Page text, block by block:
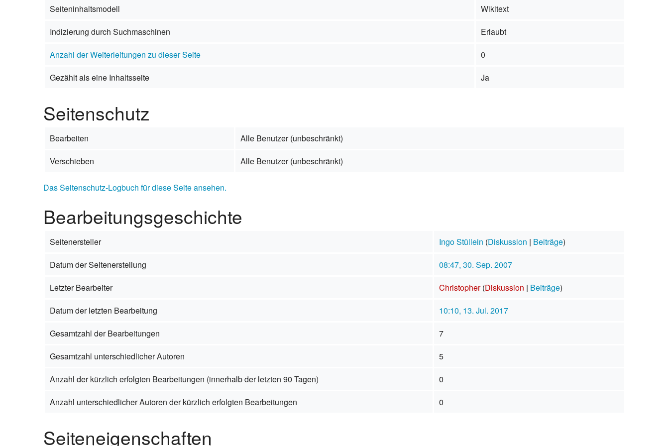
Portal Tourismus
Seiteninhaltsmodell
Wikitext
Indizierung durch Suchmaschinen
Erlaubt
Anzahl der Weiterleitungen zu dieser Seite
0
Gezählt als eine Inhaltsseite
Ja
Seitenschutz
Bearbeiten
Alle Benutzer (unbeschränkt)
Verschieben
Alle Benutzer (unbeschränkt)
Das Seitenschutz-Logbuch für diese Seite ansehen.
Bearbeitungsgeschichte
Seitenersteller Ingo Stüllein (Diskussion | Beiträge)
Datum der Seitenerstellung
08:47, 30. Sep. 2007
Letzter Bearbeiter
Christopher (Diskussion | Beiträge)
Datum der letzten Bearbeitung
10:10, 13. Jul. 2017
Gesamtzahl der Bearbeitungen
7
Gesamtzahl unterschiedlicher Autoren
5
Anzahl der kürzlich erfolgten Bearbeitungen (innerhalb der letzten 90 Tagen)
0
Anzahl unterschiedlicher Autoren der kürzlich erfolgten Bearbeitungen
0
Seiteneigenschaften